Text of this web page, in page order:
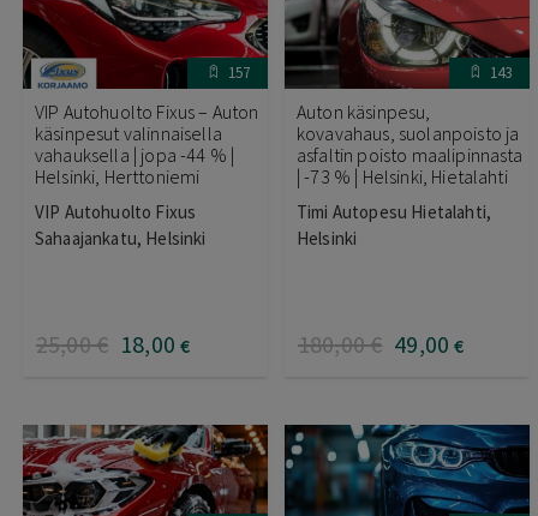
157
VIP Autohuolto Fixus – Auton
käsinpesut valinnaisella
vahauksella | jopa -44 % |
Helsinki, Herttoniemi
VIP Autohuolto Fixus
Sahaajankatu, Helsinki
25,00€ 18,00 €
143
Auton käsinpesu,
kovavahaus, suolanpoisto ja
asfaltin poisto maalipinnasta
| -73 % | Helsinki, Hietalahti
Timi Autopesu Hietalahti,
Helsinki
180,00€ 49,00 €